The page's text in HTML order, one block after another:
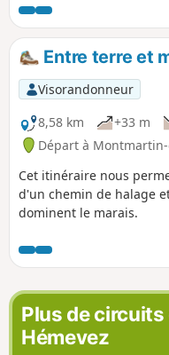
côte rocheuse bordée
l’arrivée, ne pas
Entre terre et
Visorandonneur
8,58 km
+33 m
Départ à
Cet itinéraire nous
d'un chemin de halage
dominent le marais.
Plus de
Hémevez